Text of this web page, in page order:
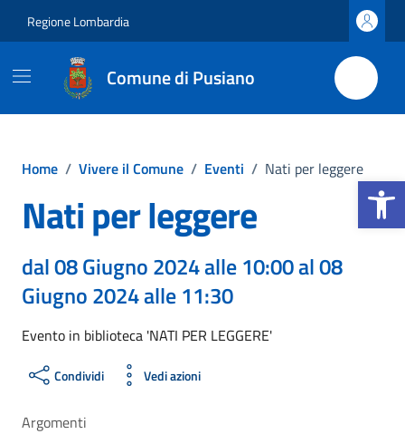
Regione Lombardia
Comune di Pusiano
Home / Vivere il Comune / Eventi / Nati per leggere
Nati per leggere
dal 08 Giugno 2024 alle 10:00 al 08
Giugno 2024 alle 11:30
Evento in biblioteca 'NATI PER LEGGERE'
Condividi Vedi azioni
Argomenti
Apri la